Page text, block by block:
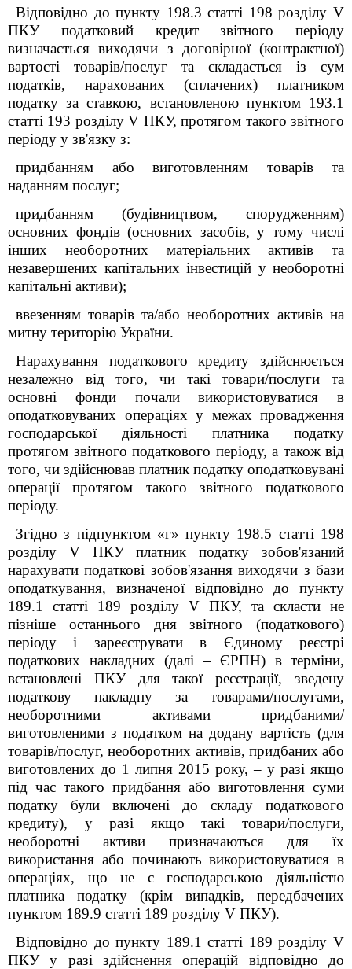
Відповідно до пункту 198.3 статті 198 розділу V
ПКУ податковий кредит звітного періоду
визначається виходячи з договірної (контрактної)
вартості товарів/послуг та складається із сум
податків, нарахованих (сплачених) платником
податку за ставкою, встановленою пунктом 193.1
статті 193 розділу V ПКУ, протягом такого звітного
періоду у зв'язку з:
придбанням або виготовленням товарів та
наданням послуг;
придбанням (будівництвом, спорудженням)
основних фондів (основних засобів, у тому числі
інших необоротних матеріальних активів та
незавершених капітальних інвестицій у необоротні
капітальні активи);
ввезенням товарів та/або необоротних активів на
митну територію України.
Нарахування податкового кредиту здійснюється
незалежно від того, чи такі товари/послуги та
основні фонди почали використовуватися в
оподатковуваних операціях у межах провадження
господарської діяльності платника податку
протягом звітного податкового періоду, а також від
того, чи здійснював платник податку оподатковувані
операції протягом такого звітного податкового
періоду.
Згідно з підпунктом «г» пункту 198.5 статті 198
розділу V ПКУ платник податку зобов'язаний
нарахувати податкові зобов'язання виходячи з бази
оподаткування, визначеної відповідно до пункту
189.1 статті 189 розділу V ПКУ, та скласти не
пізніше останнього дня звітного (податкового)
періоду і зареєструвати в Єдиному реєстрі
податкових накладних (далі – ЄРПН) в терміни,
встановлені ПКУ для такої реєстрації, зведену
податкову накладну за товарами/послугами,
необоротними активами придбаними/
виготовленими з податком на додану вартість (для
товарів/послуг, необоротних активів, придбаних або
виготовлених до 1 липня 2015 року, – у разі якщо
під час такого придбання або виготовлення суми
податку були включені до складу податкового
кредиту), у разі якщо такі товари/послуги,
необоротні активи призначаються для їх
використання або починають використовуватися в
операціях, що не є господарською діяльністю
платника податку (крім випадків, передбачених
пунктом 189.9 статті 189 розділу V ПКУ).
Відповідно до пункту 189.1 статті 189 розділу V
ПКУ у разі здійснення операцій відповідно до